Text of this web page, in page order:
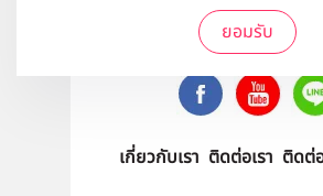
ยอมรับ
ติดตามเราได้ที่
เกี่ยวกับเรา ติดต่อเรา ติดต่